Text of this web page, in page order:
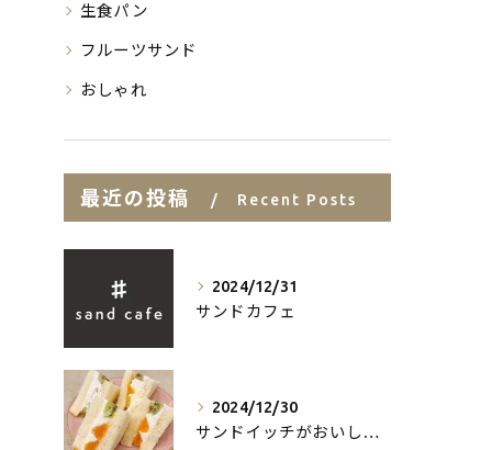
生食パン
フルーツサンド
おしゃれ
最近の投稿 Recent Posts
2024/12/31
サンドカフェ
2024/12/30
サンドイッチがおいしいお店